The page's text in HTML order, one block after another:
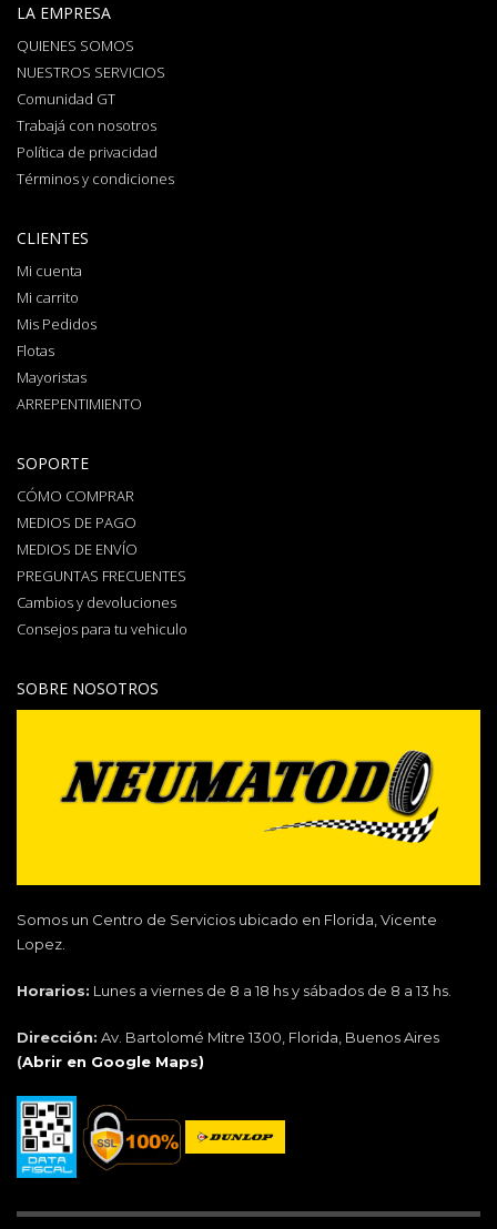
LA EMPRESA
QUIENES SOMOS
NUESTROS SERVICIOS
Comunidad GT
Trabajá con nosotros
Política de privacidad
Términos y condiciones
CLIENTES
Mi cuenta
Mi carrito
Mis Pedidos
Flotas
Mayoristas
ARREPENTIMIENTO
SOPORTE
CÓMO COMPRAR
MEDIOS DE PAGO
MEDIOS DE ENVÍO
PREGUNTAS FRECUENTES
Cambios y devoluciones
Consejos para tu vehiculo
SOBRE NOSOTROS
Somos un Centro de Servicios ubicado en Florida, Vicente
Lopez.
Horarios: Lunes a viernes de 8 a 18 hs y sábados de 8 a 13 hs.
Dirección: Av. Bartolomé Mitre 1300, Florida, Buenos Aires
(Abrir en Google Maps)